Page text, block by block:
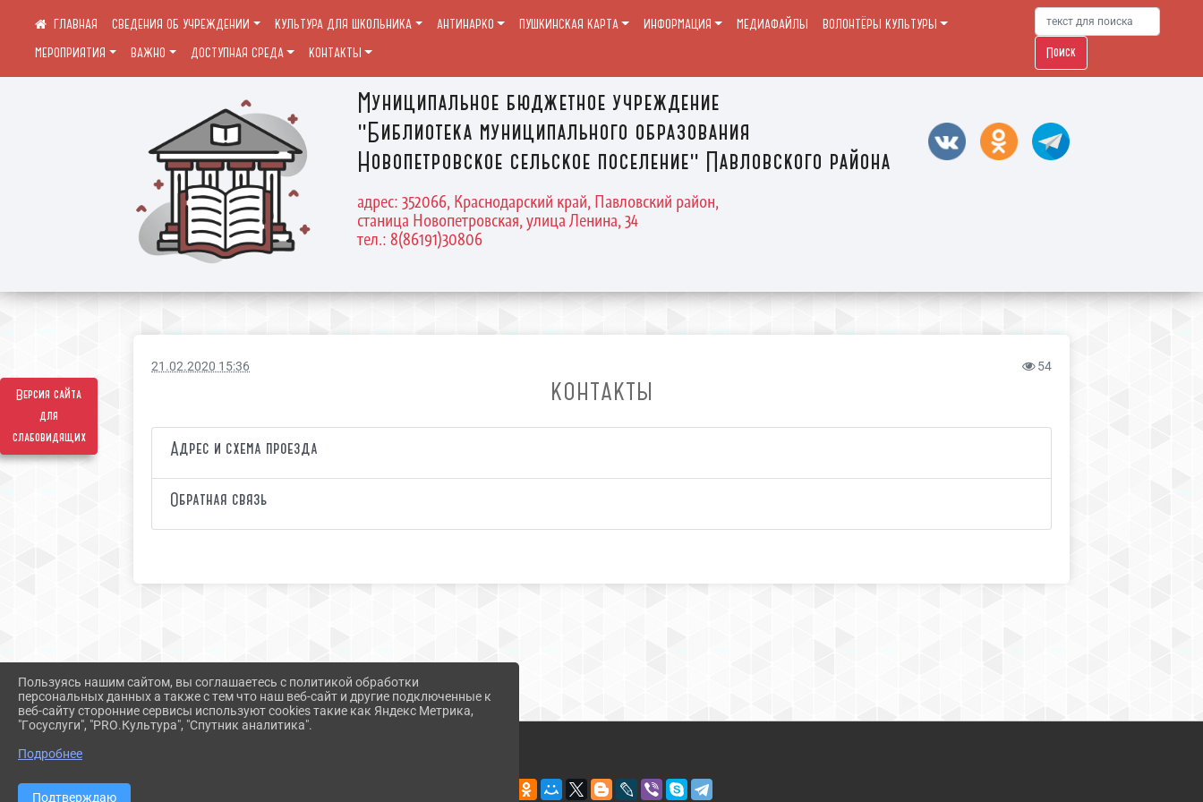
Версия сайта
для
слабовидящих
Муниципальное бюджетное учреждение
"Библиотека муниципального образования
Новопетровское сельское поселение" Павловского района
адрес: 352066, Краснодарский край, Павловский район,
станица Новопетровская, улица Ленина, 34
тел.: 8(86191)30806
СВЕДЕНИЯ ОБ УЧРЕЖДЕНИИ КУЛЬТУРА ДЛЯ ШКОЛЬНИКА АНТИНАРКО ПУШКИНСКАЯ КАРТА ИНФОРМАЦИЯ МЕДИАФАЙЛЫ
ВОЛОНТЁРЫ КУЛЬТУРЫ
МЕРОПРИЯТИЯ
ВАЖНО ДОСТУПНАЯ СРЕДА КОНТАКТЫ Поиск
21.02.2020 15:36 54
КОНТАКТЫ
Адрес и схема проезда
Обратная связь
Пользуясь нашим сайтом, вы соглашаетесь с политикой обработки
персональных данных а также с тем что наш веб-сайт и другие подключенные к
веб-сайту сторонние сервисы используют cookies такие как Яндекс Метрика,
"Госуслуги", "PRO.Культура", "Спутник аналитика".
Подробнее
Подтверждаю